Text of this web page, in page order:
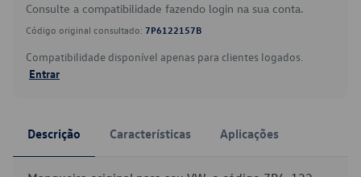
Consulte a compatibilidade fazendo login na sua conta.
Código original consultado: 7P6122157B
Compatibilidade disponível apenas para clientes logados.
Entrar
Descrição Características Aplicações